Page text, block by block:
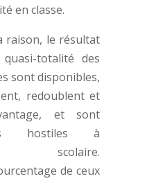
en classe.
raison, le résultat
totalité des
sont disponibles,
redoublent et
et sont
hostiles à
scolaire.
de ceux